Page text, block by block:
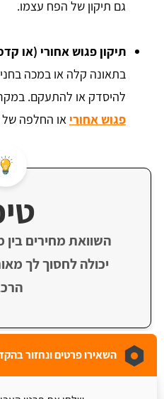
גם תיקון של הפח עצמו.
תיקון פגוש אחורי (או
בתאונה קלה או במכה
להיסדק או להתעקם.
פגוש אחורי או החלפה של
השוואת מחירים בין
יכולה לחסוך לך
השאירו פרטים ונחזור